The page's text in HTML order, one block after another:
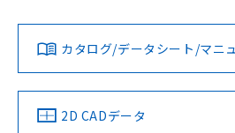
ダウンロードデータをご利用いただ
みください。
ソフトウェアの使用条件
対応済み
中国 RoHS 注意事項・凡例
LR型式承認
（イギリス
船舶規格）
DNV型式承認
（ノルウェー
カタログ/データシート/マニ
2D CADデータ